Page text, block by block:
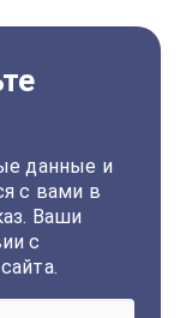
данные и
с вами в
Ваши
с
сайта.